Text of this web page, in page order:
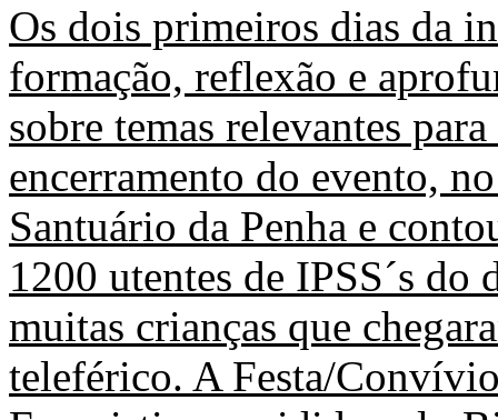
Os dois primeiros dias da
formação, reflexão e
sobre temas relevantes
encerramento do evento,
Santuário da Penha e
1200 utentes de IPSS´s
muitas crianças que
teleférico. A Festa/